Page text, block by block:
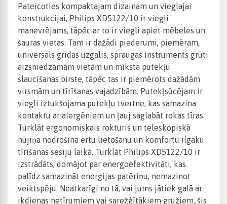
Pateicoties kompaktajam dizainam un vieglajai
konstrukcijai, Philips XD5122/10 ir viegli
manevrējams, tāpēc ar to ir viegli apiet mēbeles un
šauras vietas. Tam ir dažādi piederumi, piemēram,
universāls grīdas uzgalis, spraugas instruments grūti
aizsniedzamām vietām un mīksta putekļu
slaucīšanas birste, tāpēc tas ir piemērots dažādām
virsmām un tīrīšanas vajadzībām. Putekļsūcējam ir
viegli iztukšojama putekļu tvertne, kas samazina
kontaktu ar alergēniem un ļauj saglabāt rokas tīras.
Turklāt ergonomiskais rokturis un teleskopiskā
nūjiņa nodrošina ērtu lietošanu un komfortu ilgāku
tīrīšanas sesiju laikā. Turklāt Philips XD5122/10 ir
izstrādāts, domājot par energoefektivitāti, kas
palīdz samazināt enerģijas patēriņu, nemazinot
veiktspēju. Neatkarīgi no tā, vai jums jātiek galā ar
ikdienas netīrumiem vai sarežģītākiem gružiem, šis